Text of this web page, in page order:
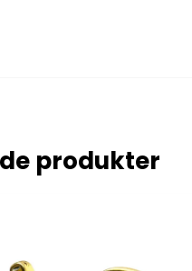
produkter